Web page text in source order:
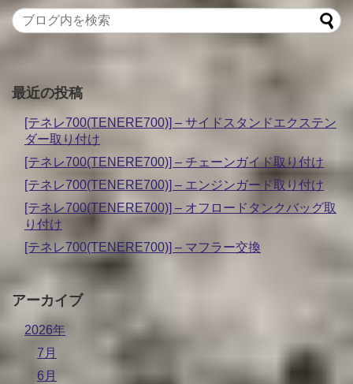
最近の投稿
[テネレ700(TENERE700)] – サイドスタンドエクステン
ダー取り付け
[テネレ700(TENERE700)] – チェーンガイド取り付け
[テネレ700(TENERE700)] – エンジンガード取り付け
[テネレ700(TENERE700)] – オフロードタンクバッグ取
り付け
[テネレ700(TENERE700)] – マフラー交換
アーカイブ
2026年
7月
6月